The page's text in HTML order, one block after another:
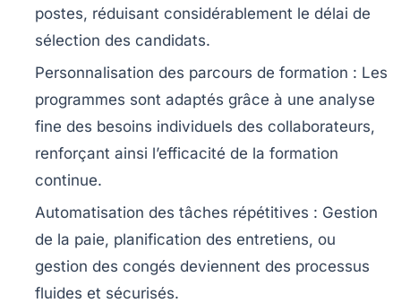
postes, réduisant considérablement le délai de
sélection des candidats.
Personnalisation des parcours de formation : Les
programmes sont adaptés grâce à une analyse
fine des besoins individuels des collaborateurs,
renforçant ainsi l’efficacité de la formation
continue.
Automatisation des tâches répétitives : Gestion
de la paie, planification des entretiens, ou
gestion des congés deviennent des processus
fluides et sécurisés.